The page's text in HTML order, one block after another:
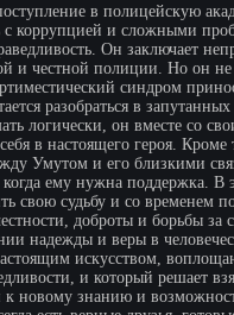
в полицейскую
с коррупцией и сложными
Он заключает
и честной полиции. Но он не
синдром
разобраться в
логически, он вместе со
в настоящего героя. Кроме
Умутом и его близкими
ему нужна поддержка.
свою судьбу и со временем
доброты и борьбы за
надежды и веры в
искусством,
и который решает
новому знанию и